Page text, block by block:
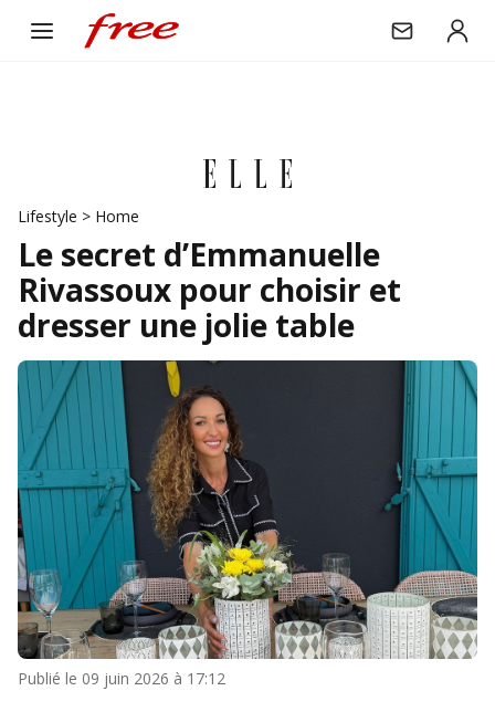
Lifestyle > Home
Le secret d’Emmanuelle
Rivassoux pour choisir et
dresser une jolie table
Publié le 09 juin 2026 à 17:12